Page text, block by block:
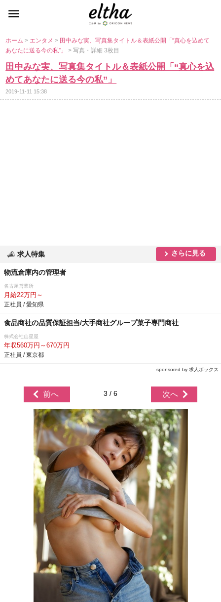
ホーム> エンタメ> 田中みな実、写真集タイトル＆表紙公開「“真心を込めて
あなたに送る今の私”」> 写真・詳細 3枚目
田中みな実、写真集タイトル＆表紙公開「“真心を込
めてあなたに送る今の私”」
2019-11-11 15:38
求人特集 さらに見る
物流倉庫内の管理者
名古屋営業所
月給22万円～
正社員 / 愛知県
食品商社の品質保証担当/大手商社グループ菓子専門商社
株式会社山星屋
年収560万円～670万円
正社員 / 東京都
sponsored by 求人ボックス
前へ 3 / 6 次へ